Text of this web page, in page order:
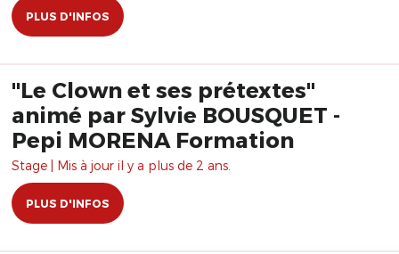
PLUS D'INFOS
"Le Clown et ses prétextes"
animé par Sylvie BOUSQUET -
Pepi MORENA Formation
Stage | Mis à jour il y a plus de 2 ans.
PLUS D'INFOS